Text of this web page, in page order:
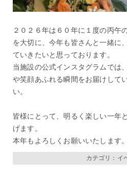
２０２６年は６０年に１度の丙午
を大切に、今年も皆さんと一緒に
ていきたいと思っております。
当施設の公式インスタグラムでは
や笑顔あふれる瞬間をお届けして
い。
皆様にとって、明るく楽しい一年
げます。
本年もよろしくお願いいたします。
カテゴリ： イ